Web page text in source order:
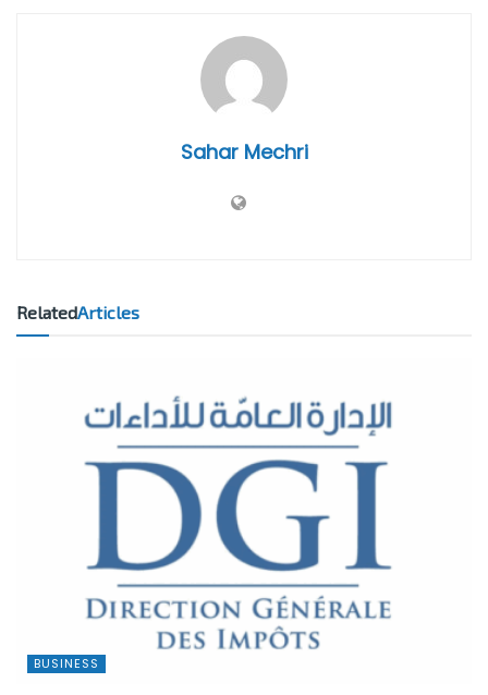
Sahar Mechri
RelatedArticles
BUSINESS